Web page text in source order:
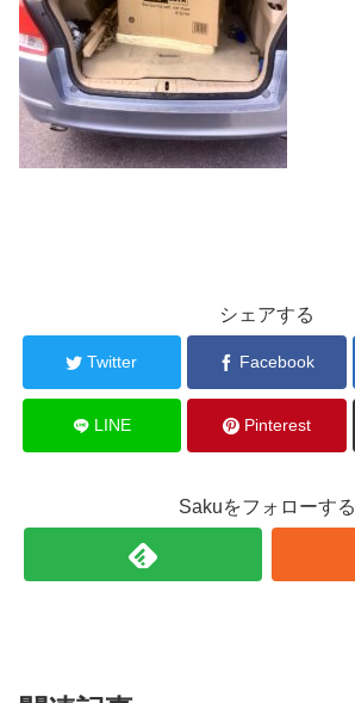
シェアする
Twitter Facebook
LINE Pinterest
Sakuをフォローする